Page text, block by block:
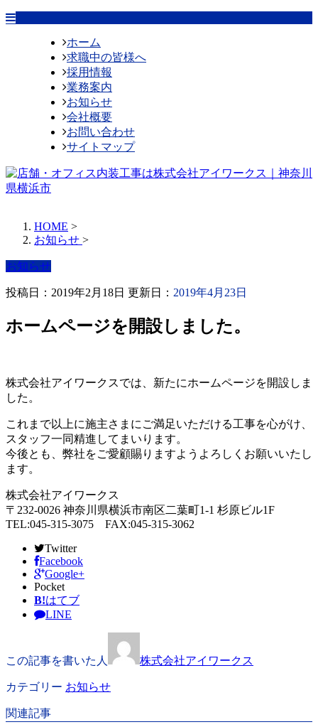
ホーム
求職中の皆様へ
採用情報
業務案内
お知らせ
会社概要
お問い合わせ
サイトマップ
HOME >
お知らせ >
お知らせ
投稿日：2019年2月18日 更新日： 2019年4月23日
ホームページを開設しました。
株式会社アイワークスでは、新たにホームページを開設しま
した。
これまで以上に施主さまにご満足いただける工事を心がけ、
スタッフ一同精進してまいります。
今後とも、弊社をご愛顧賜りますようよろしくお願いいたし
ます。
株式会社アイワークス
〒232-0026 神奈川県横浜市南区二葉町1-1 杉原ビル1F
TEL:045-315-3075 FAX:045-315-3062
Twitter
Facebook
Google+
Pocket
B!はてブ
LINE
この記事を書いた人 株式会社アイワークス
カテゴリー お知らせ
関連記事